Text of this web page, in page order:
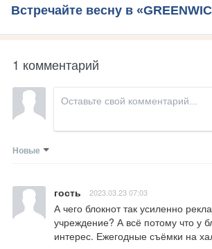
Встречайте весну в
1 комментарий
Новые
гость 2023.03.23 07:03
А чего блокнот так усиленно
учреждение? А всё потому что у
интерес. Ежегодные съёмки на